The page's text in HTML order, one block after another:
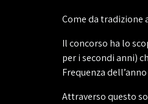
Come da tradizione
Il concorso ha lo
per i secondi anni)
Frequenza
Attraverso questo